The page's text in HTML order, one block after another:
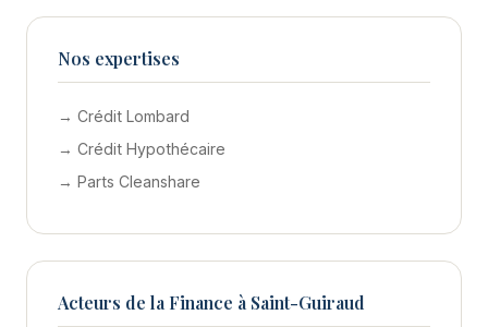
Nos expertises
→ Crédit Lombard
→ Crédit Hypothécaire
→ Parts Cleanshare
Acteurs de la Finance à Saint-Guiraud